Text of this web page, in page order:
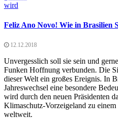
Feliz Ano Novo! Wie in Brasilien
12.12.2018
Unvergesslich soll sie sein und
Funken Hoffnung verbunden. Die
dieser Welt ein großes Ereignis. In
Jahreswechsel eine besondere
wird durch den neuen Präsidenten
Klimaschutz-Vorzeigeland zu
weltweit.